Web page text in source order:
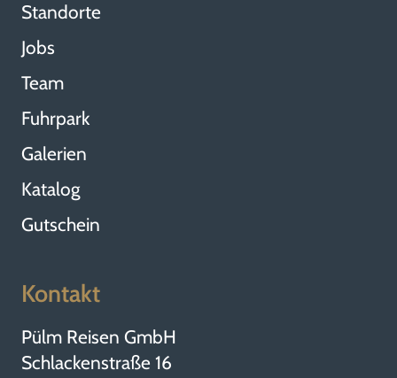
Standorte
Jobs
Team
Fuhrpark
Galerien
Katalog
Gutschein
Kontakt
Pülm Reisen GmbH
Schlackenstraße 16